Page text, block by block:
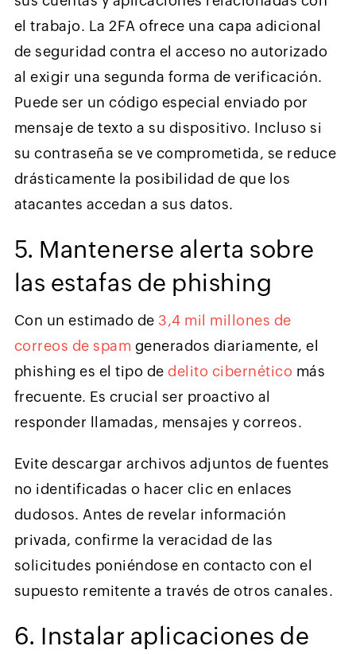
el trabajo. La 2FA ofrece una capa adicional
de seguridad contra el acceso no autorizado
al exigir una segunda forma de verificación.
Puede ser un código especial enviado por
mensaje de texto a su dispositivo. Incluso si
su contraseña se ve comprometida, se reduce
drásticamente la posibilidad de que los
atacantes accedan a sus datos.
5. Mantenerse alerta sobre
las estafas de phishing
Con un estimado de 3,4 mil millones de
correos de spam generados diariamente, el
phishing es el tipo dedelito cibernético más
frecuente. Es crucial ser proactivo al
responder llamadas, mensajes y correos.
Evite descargar archivos adjuntos de fuentes
no identificadas o hacer clic en enlaces
dudosos. Antes de revelar información
privada, confirme la veracidad de las
solicitudes poniéndose en contacto con el
supuesto remitente a través de otros canales.
6. Instalar aplicaciones de